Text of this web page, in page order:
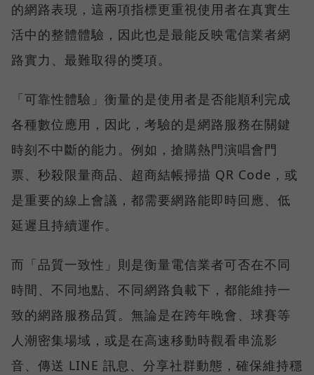
的網路表現，這兩項指標更重視使用者在真實生
活中的整體體驗，因此也是最能反映電信業者網
路實力、最難取得的獎項。
「可靠性體驗」衡量的是使用者是否能順利完成
各種數位應用，因此，考驗的是網路服務在關鍵
時刻不中斷的能力。例如，搶購熱門演唱會門
票、秒殺限量商品、超商結帳掃描 QR Code，或
是重要的線上會議，都需要網路能即時回應、低
延遲且持續運作。
而「品質一致性」則是衡量電信業者可否在不同
時間、不同地點、不同網路負載下，都能維持一
致的網路服務品質。無論是在跨年晚會、球賽等
人潮密集場域，或是在高速移動時觀看串流影
音、傳送 LINE 訊息、分享社群動態，確保維持穩